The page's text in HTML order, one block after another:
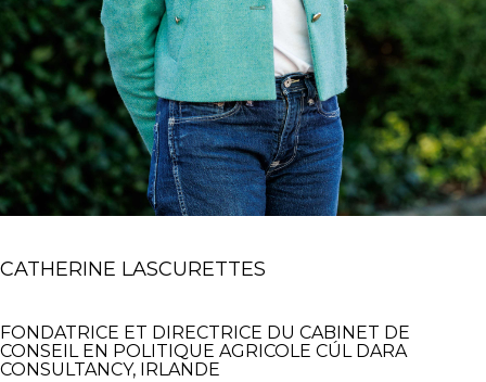
CATHERINE LASCURETTES
FONDATRICE ET DIRECTRICE DU CABINET DE
CONSEIL EN POLITIQUE AGRICOLE CÚL DARA
CONSULTANCY, IRLANDE